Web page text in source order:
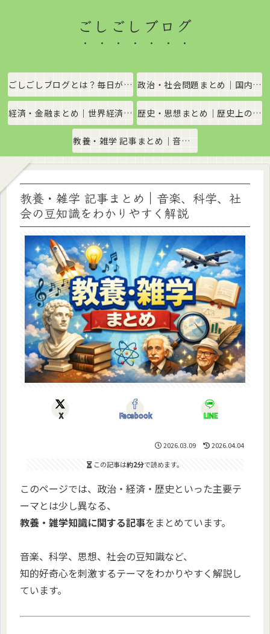
ごしごしブログ
ごしごしブログとは？毎日がちょっと楽しくなる情報発信サイト 政治・社会問題まとめ｜国内政治・国際情勢をわかりやすく解説
経済・金融まとめ｜世界経済・金融市場をわかりやすく解説 歴史・思想まとめ｜歴史上の出来事や思想・哲学をわかりやすく解説
教養・雑学 記事まとめ｜音楽、科学、社会の豆知識をわかりやすく解説
教養・雑学 記事まとめ｜音楽、科学、社
会の豆知識をわかりやすく解説
X Facebook LINE
2026.03.09
2026.04.04
この記事は約2分で読めます。
このページでは、政治・経済・歴史といった主要テ
ーマとは少し異なる、
教養・雑学知識に関する記事をまとめています。
音楽、科学、思想、社会の豆知識など、
知的好奇心を刺激するテーマをわかりやすく解説し
ています。